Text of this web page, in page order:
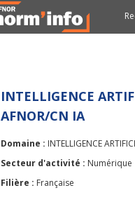
INTELLIGENCE
AFNOR/CN IA
Domaine : INTELLIGENCE
Secteur d'activité : Numérique
Filière : Française